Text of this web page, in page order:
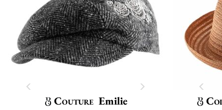
Couture Emilie